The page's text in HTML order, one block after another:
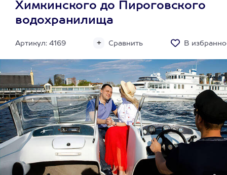
Химкинского до Пироговского
водохранилища
Артикул: 4169 Сравнить В